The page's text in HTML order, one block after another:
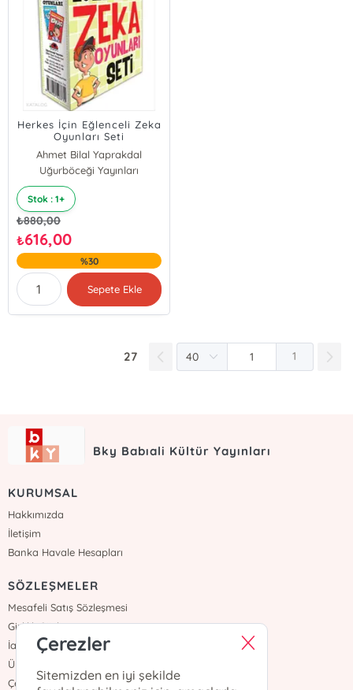
Herkes İçin Eğlenceli Zeka
Oyunları Seti
Ahmet Bilal Yaprakdal
Uğurböceği Yayınları
Stok : 1+
₺880,00
₺616,00
%30
Sepete Ekle
27 1
Bky Babıali Kültür Yayınları
KURUMSAL
Hakkımızda
İletişim
Banka Havale Hesapları
SÖZLEŞMELER
Mesafeli Satış Sözleşmesi
Gizlilik Sözleşmesi
İade ve Teslimat
Üyelik Sözleşmesi
Çerez Politikası
Çerezler
Sitemizden en iyi şekilde